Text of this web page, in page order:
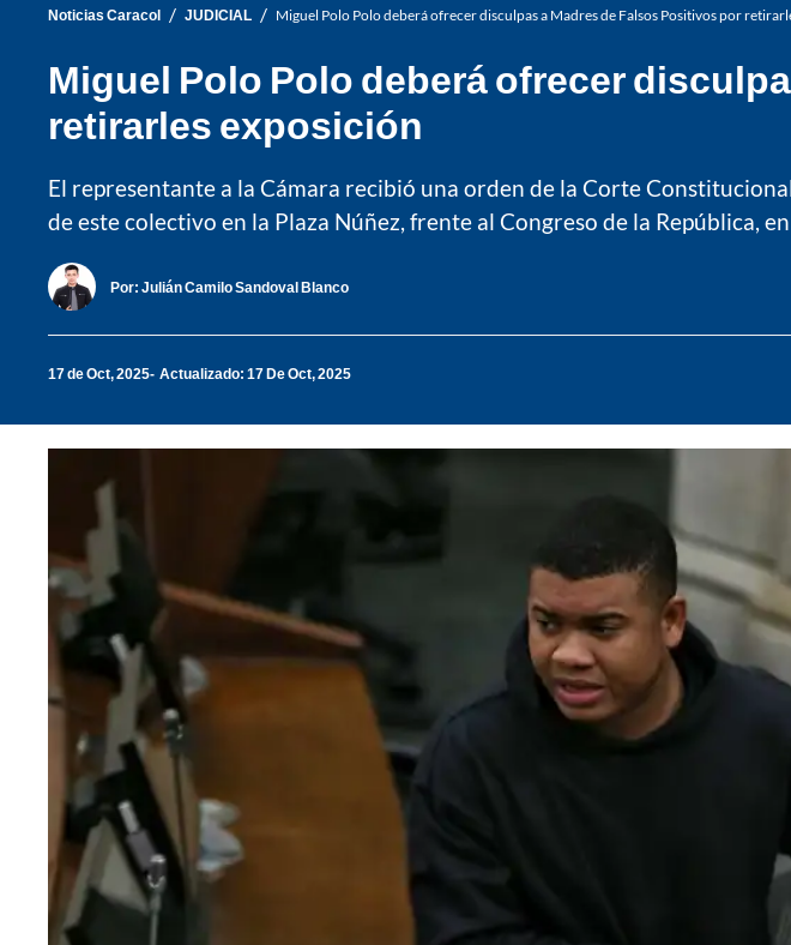
Noticias Caracol / JUDICIAL / Miguel Polo Polo deberá ofrecer disculpas a Madres de Falsos Positivos por
Miguel Polo Polo deberá ofrecer
retirarles exposición
El representante a la Cámara recibió una orden de la Corte
de este colectivo en la Plaza Núñez, frente al Congreso de la República,
Por: Julián Camilo Sandoval Blanco
17 de Oct, 2025 Actualizado: 17 De Oct, 2025